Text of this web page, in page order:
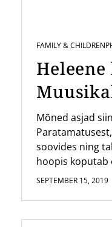
FAMILY & CHILDREN
Mõned asjad
soovides ning
hoopis koputab
SEPTEMBER 15, 2019